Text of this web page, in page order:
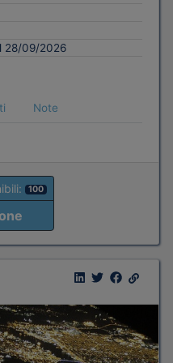
28/09/2026
Note
100